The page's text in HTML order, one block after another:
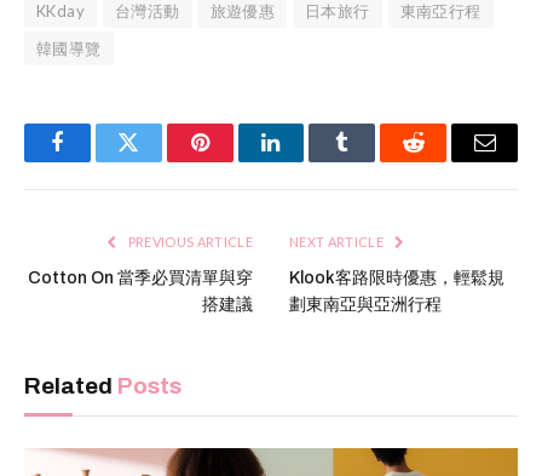
KKday 台灣活動 旅遊優惠 日本旅行
東南亞行程
韓國導覽
FacebookTwitter PinterestLinkedInTumblr Reddit Email
PREVIOUS ARTICLE
Cotton On 當季必買清單與穿
搭建議
NEXT ARTICLE
Klook客路限時優惠，輕鬆規
劃東南亞與亞洲行程
Related Posts